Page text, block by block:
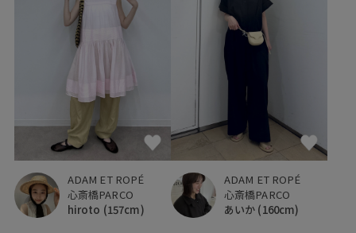
ADAM ET ROPÉ
心斎橋PARCO
hiroto (157cm)
ADAM ET ROPÉ
心斎橋PARCO
あいか (160cm)